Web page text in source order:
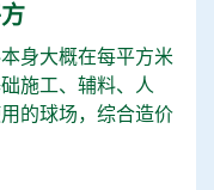
身大概在每平方米
施工、辅料、人
的球场，综合造价